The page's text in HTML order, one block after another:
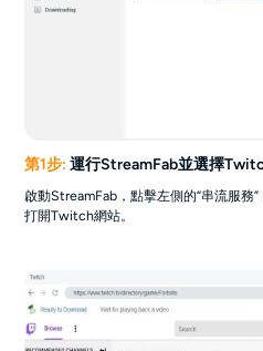
第1步: 運行StreamFab並選擇
啟動StreamFab，點擊左側的“串流服務
打開Twitch網站。